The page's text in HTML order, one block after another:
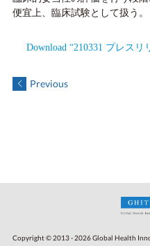
便宜上、臨床試験として扱う。
Download “210331 プレスリ
Previous
Copyright © 2013 - 2026 Global Health